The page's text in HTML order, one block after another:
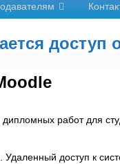
доступ
работ для
доступ к